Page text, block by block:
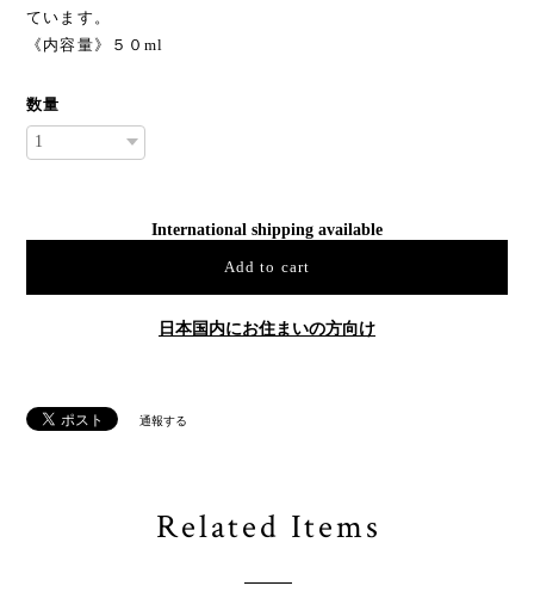
ています。
《内容量》５０ml
数量
International shipping available
Add to cart
日本国内にお住まいの方向け
通報する
Related Items